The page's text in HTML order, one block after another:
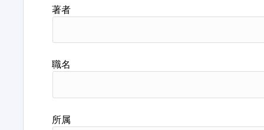
著者
職名
所属